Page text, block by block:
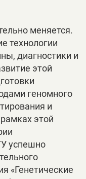
меняется.
технологии
диагностики и
этой
геномного
и
этой
успешно
«Генетические